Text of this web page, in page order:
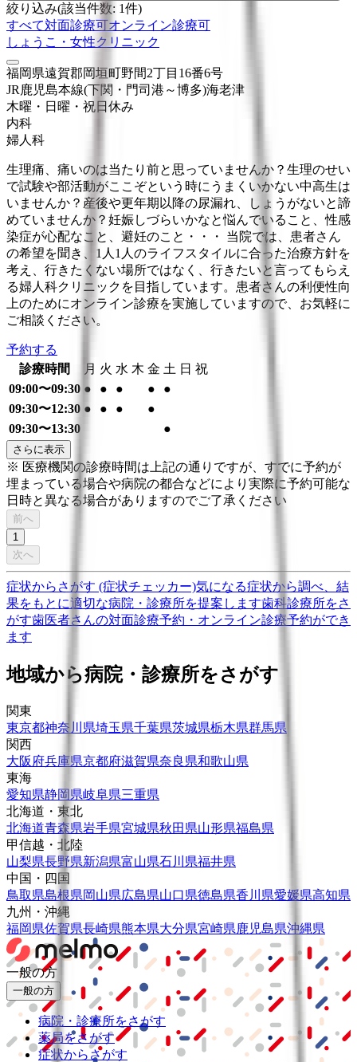
絞り込み(該当件数: 1件)
すべて対面診療可オンライン診療可
しょうこ・女性クリニック
福岡県遠賀郡岡垣町野間2丁目16番6号
JR鹿児島本線(下関・門司港～博多)海老津
木曜・日曜・祝日 休み
内科
婦人科
生理痛、痛いのは当たり前と思っていませんか？生理のせい
で試験や部活動がここぞという時にうまくいかない中高生は
いませんか？産後や更年期以降の尿漏れ、しょうがないと諦
めていませんか？妊娠しづらいかなと悩んでいること、性感
染症が心配なこと、避妊のこと・・・ 当院では、患者さん
の希望を聞き、1人1人のライフスタイルに合った治療方針を
考え、行きたくない場所ではなく、行きたいと言ってもらえ
る婦人科クリニックを目指しています。患者さんの利便性向
上のためにオンライン診療を実施していますので、お気軽に
ご相談ください。
予約する
診療時間
月 火 水 木 金 土 日 祝
09:00〜09:30 ● ● ● ●
●
09:30〜12:30 ● ● ●
●
09:30〜13:30
●
さらに表示
※ 医療機関の診療時間は上記の通りですが、すでに予約が
埋まっている場合や病院の都合などにより実際に予約可能な
日時と異なる場合がありますのでご了承ください
前へ
1
次へ
症状からさがす (症状チェッカー)気になる症状から調べ、結
果をもとに適切な病院・診療所を提案します歯科診療所をさ
がす歯医者さんの対面診療予約・オンライン診療予約ができ
ます
地域から病院・診療所をさがす
関東
東京都神奈川県埼玉県千葉県茨城県栃木県群馬県
関西
大阪府兵庫県京都府滋賀県奈良県和歌山県
東海
愛知県静岡県岐阜県三重県
北海道・東北
北海道青森県岩手県宮城県秋田県山形県福島県
甲信越・北陸
山梨県長野県新潟県富山県石川県福井県
中国・四国
鳥取県島根県岡山県広島県山口県徳島県香川県愛媛県高知県
九州・沖縄
福岡県佐賀県長崎県熊本県大分県宮崎県鹿児島県沖縄県
一般の方
一般の方
病院・診療所をさがす
薬局をさがす
症状からさがす